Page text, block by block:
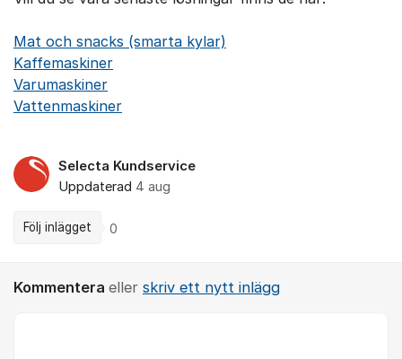
Mat och snacks (smarta kylar)
Kaffemaskiner
Varumaskiner
Vattenmaskiner
Selecta Kundservice
Uppdaterad 4 aug
Följ inlägget 0
Kommentera eller skriv ett nytt inlägg